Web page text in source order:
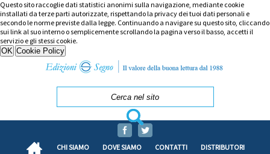
Questo sito raccoglie dati statistici anonimi sulla navigazione, mediante cookie
installati da terze parti autorizzate, rispettando la privacy dei tuoi dati personali e
secondo le norme previste dalla legge. Continuando a navigare su questo sito, cliccando
sui link al suo interno o semplicemente scrollando la pagina verso il basso, accetti il
servizio e gli stessi cookie.
CHI SIAMO DOVE SIAMO CONTATTI
DISTRIBUTORI